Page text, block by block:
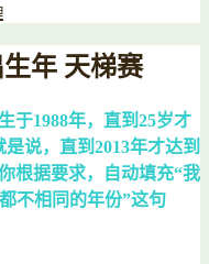
年 天梯赛
于1988年，直到25岁才
说，直到2013年才达到
根据要求，自动填充“我
不相同的年份”这句